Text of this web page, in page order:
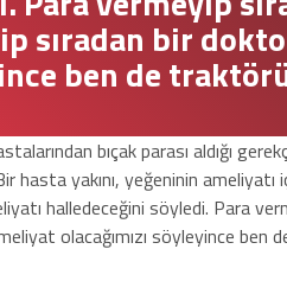
sıradan bir
ben de
bıçak parası aldığı
hasta yakını, yeğeninin
halledeceğini söyledi. Para
olacağımızı söyleyince ben